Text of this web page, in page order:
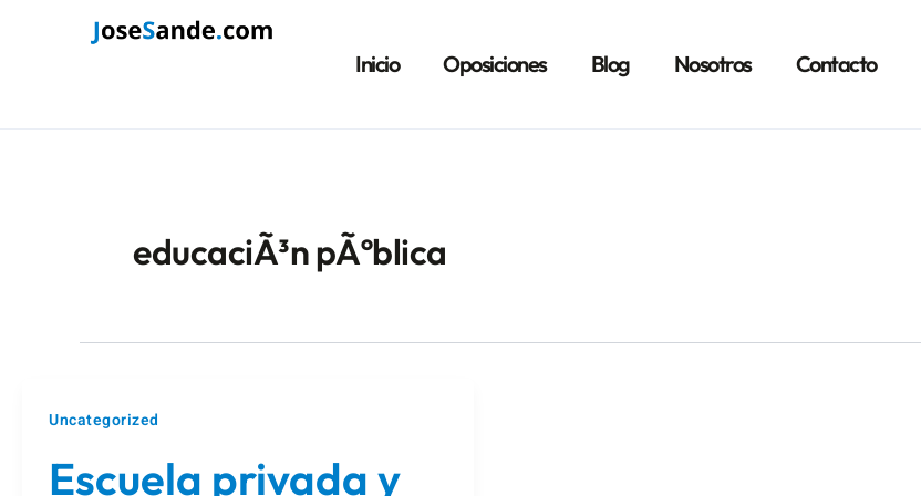
Inicio Oposiciones Blog Nosotros Contacto
educaciÃ³n pÃºblica
Uncategorized
Escuela privada y